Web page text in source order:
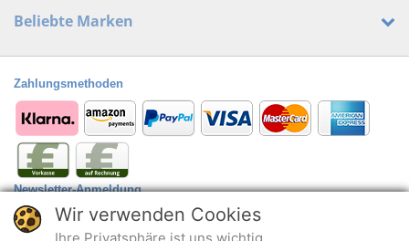
Beliebte Marken
Zahlungsmethoden
Newsletter-Anmeldung
@
Wir verwenden Cookies